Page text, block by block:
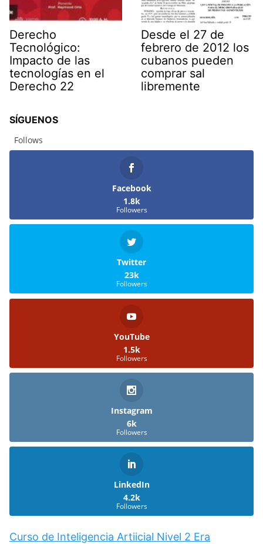
Derecho
Tecnológico:
Impacto de las
tecnologías en el
Derecho 22
Desde el 27 de
febrero de 2012 los
cubanos pueden
comprar sal
libremente
SÍGUENOS
Follows
Facebook
1.8k
Followers
Twitter
23k
Followers
YouTube
1.5k
Followers
Instagram
6k
Followers
LinkedIn
4.2k
Followers
Curso de Inteligencia Artiicial Nivel 2 Era